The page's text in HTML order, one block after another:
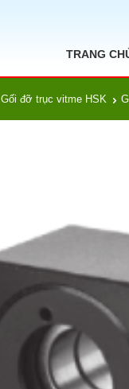
TRANG
Gối đỡ trục vitme HSK